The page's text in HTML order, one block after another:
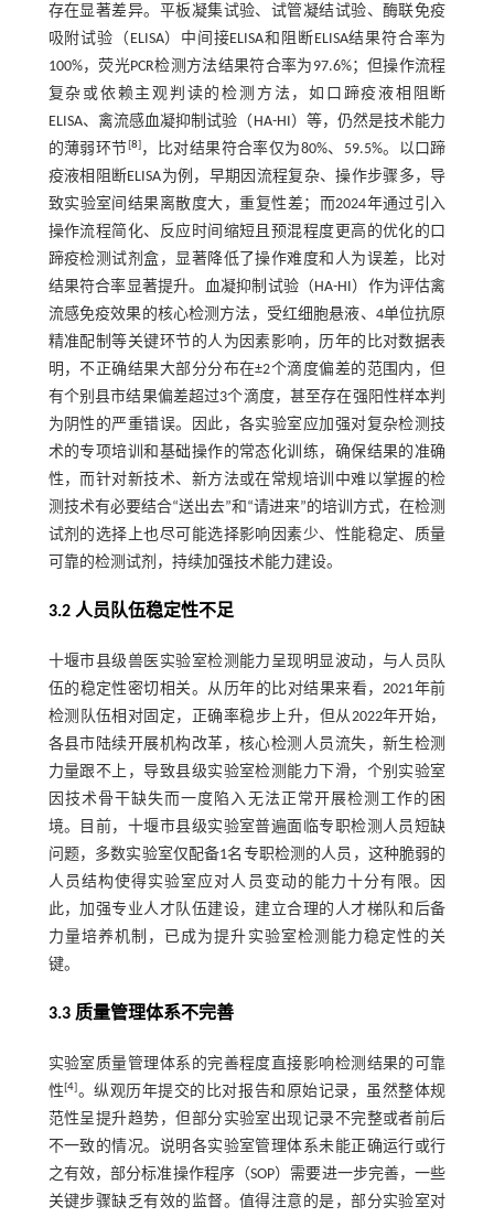
存在显著差异。平板凝集试验、试管凝结试验、酶联免疫
吸附试验（ELISA）中间接ELISA和阻断ELISA结果符合率为
100%，荧光PCR检测方法结果符合率为97.6%；但操作流程
复杂或依赖主观判读的检测方法，如口蹄疫液相阻断
ELISA、禽流感血凝抑制试验（HA-HI）等，仍然是技术能力
的薄弱环节 [8]，比对结果符合率仅为80%、59.5%。以口蹄
疫液相阻断ELISA为例，早期因流程复杂、操作步骤多，导
致实验室间结果离散度大，重复性差；而2024年通过引入
操作流程简化、反应时间缩短且预混程度更高的优化的口
蹄疫检测试剂盒，显著降低了操作难度和人为误差，比对
结果符合率显著提升。血凝抑制试验（HA-HI）作为评估禽
流感免疫效果的核心检测方法，受红细胞悬液、4单位抗原
精准配制等关键环节的人为因素影响，历年的比对数据表
明，不正确结果大部分分布在±2个滴度偏差的范围内，但
有个别县市结果偏差超过3个滴度，甚至存在强阳性样本判
为阴性的严重错误。因此，各实验室应加强对复杂检测技
术的专项培训和基础操作的常态化训练，确保结果的准确
性，而针对新技术、新方法或在常规培训中难以掌握的检
测技术有必要结合“送出去”和“请进来”的培训方式，在检测
试剂的选择上也尽可能选择影响因素少、性能稳定、质量
可靠的检测试剂，持续加强技术能力建设。
3.2 人员队伍稳定性不足
十堰市县级兽医实验室检测能力呈现明显波动，与人员队
伍的稳定性密切相关。从历年的比对结果来看，2021年前
检测队伍相对固定，正确率稳步上升，但从2022年开始，
各县市陆续开展机构改革，核心检测人员流失，新生检测
力量跟不上，导致县级实验室检测能力下滑，个别实验室
因技术骨干缺失而一度陷入无法正常开展检测工作的困
境。目前，十堰市县级实验室普遍面临专职检测人员短缺
问题，多数实验室仅配备1名专职检测的人员，这种脆弱的
人员结构使得实验室应对人员变动的能力十分有限。因
此，加强专业人才队伍建设，建立合理的人才梯队和后备
力量培养机制，已成为提升实验室检测能力稳定性的关
键。
3.3 质量管理体系不完善
实验室质量管理体系的完善程度直接影响检测结果的可靠
性[4]。纵观历年提交的比对报告和原始记录，虽然整体规
范性呈提升趋势，但部分实验室出现记录不完整或者前后
不一致的情况。说明各实验室管理体系未能正确运行或行
之有效，部分标准操作程序（SOP）需要进一步完善，一些
关键步骤缺乏有效的监督。值得注意的是，部分实验室对